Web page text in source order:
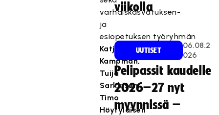
varhaiskasvatuksen-
ja
esiopetuksen työryhmän
Katja
Kampman,
Tuija
Sarkkisen,
Timo
Höytyläisen
viikolla
UUTISET
06.08.2
026
Pelipassit kaudelle
2026–27 nyt
myynnissä –